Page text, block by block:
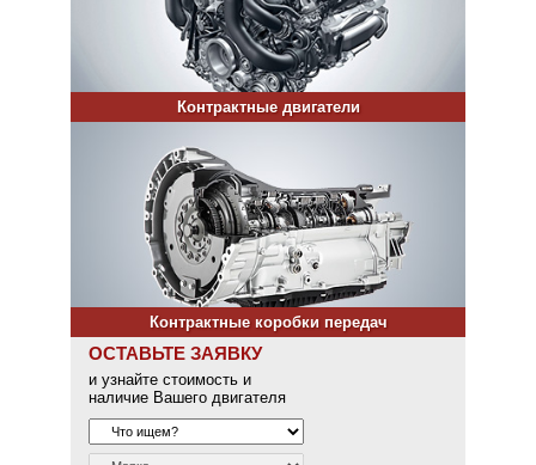
Контрактные двигатели
Контрактные коробки передач
ОСТАВЬТЕ ЗАЯВКУ
и узнайте стоимость и
наличие Вашего двигателя